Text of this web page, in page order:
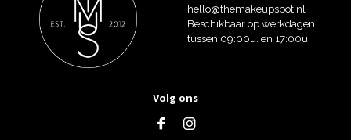
hello@themakeupspot.nl
Beschikbaar op werkdagen
tussen 09:00u. en 17:00u.
Volg ons